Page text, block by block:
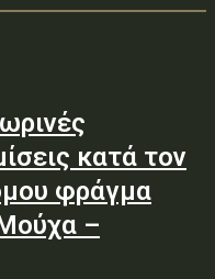
κατά τον
φράγμα
–